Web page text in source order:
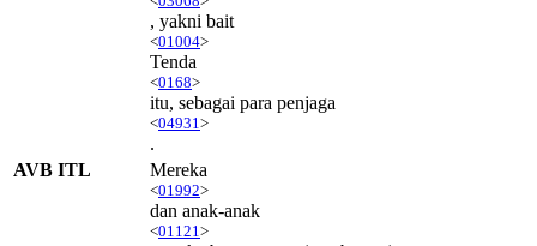
, yakni bait
<01004>
Tenda
<0168>
itu, sebagai para penjaga
<04931 >
.
AVB ITL
Mereka
<01992>
dan anak-anak
<01121 >